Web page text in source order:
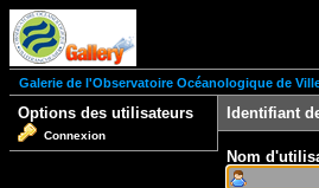
Galerie de l'Observatoire Océanologique de
Options des utilisateurs
Connexion
Identifiant
Nom